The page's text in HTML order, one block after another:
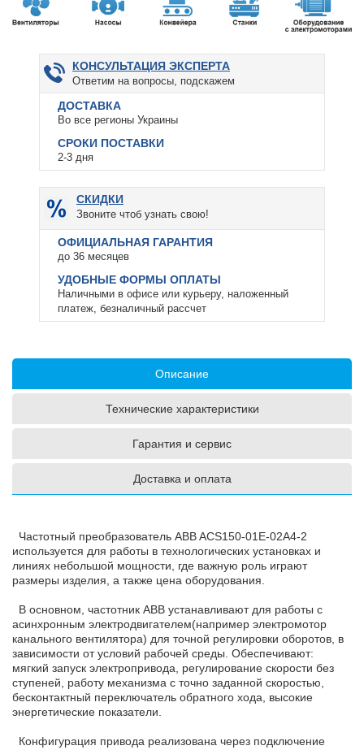
КОНСУЛЬТАЦИЯ ЭКСПЕРТА
Ответим на вопросы, подскажем
ДОСТАВКА
Во все регионы Украины
СРОКИ ПОСТАВКИ
2-3 дня
СКИДКИ
Звоните чтоб узнать свою!
ОФИЦИАЛЬНАЯ ГАРАНТИЯ
до 36 месяцев
УДОБНЫЕ ФОРМЫ ОПЛАТЫ
Наличными в офисе или курьеру, наложенный
платеж, безналичный рассчет
Описание
Технические характеристики
Гарантия и сервис
Доставка и оплата
Частотный преобразователь ABB ACS150-01E-02A4-2
используется для работы в технологических установках и
линиях небольшой мощности, где важную роль играют
размеры изделия, а также цена оборудования.
В основном, частотник ABB устанавливают для работы с
асинхронным электродвигателем(например электромотор
канального вентилятора) для точной регулировки оборотов, в
зависимости от условий рабочей среды. Обеспечивают:
мягкий запуск электропривода, регулирование скорости без
ступеней, работу механизма с точно заданной скоростью,
бесконтактный переключатель обратного хода, высокие
энергетические показатели.
Конфигурация привода реализована через подключение